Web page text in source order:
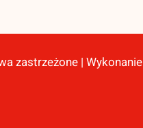
zastrzeżone | Wykonanie